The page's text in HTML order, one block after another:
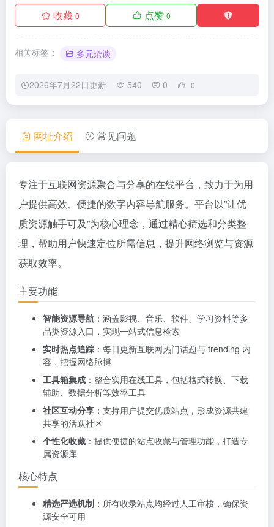
收藏 0 点赞 0
相关标签： 多元杂谈
2026年7月22日更新 540 0 0
网址介绍 常见问题
专注于互联网资源聚合与分享的在线平台，致力于为用
户提供高效、便捷的数字内容导航服务。平台以”让优
质资源触手可及”为核心理念，通过精心筛选和分类整
理，帮助用户快速定位所需信息，提升网络浏览与资源
获取效率。
主要功能
智能资源导航 ：涵盖影视、音乐、软件、学习资料等多
品类资源入口，实现一站式信息检索
实时热点追踪 ：每日更新互联网热门话题与 trending 内
容，把握网络脉搏
工具箱集成 ：整合实用在线工具，包括格式转换、下载
辅助、数据分析等效率工具
社区互动分享 ：支持用户提交优质站点，形成资源共建
共享的活跃社区
个性化收藏 ：提供便捷的站点收藏与管理功能，打造专
属资源库
核心特点
精选严选机制 ：所有收录站点均经过人工审核，确保资
源安全可用